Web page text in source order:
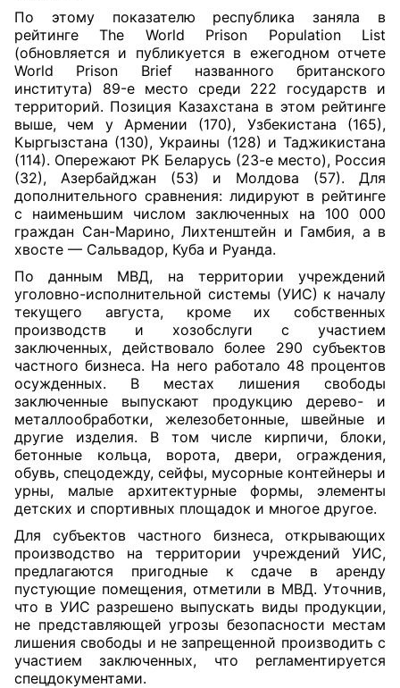
По этому показателю республика заняла в
рейтинге The World Prison Population List
(обновляется и публикуется в ежегодном отчете
World Prison Brief названного британского
института) 89-е место среди 222 государств и
территорий. Позиция Казахстана в этом рейтинге
выше, чем у Армении (170), Узбекистана (165),
Кыргызстана (130), Украины (128) и Таджикистана
(114). Опережают РК Беларусь (23-е место), Россия
(32), Азербайджан (53) и Молдова (57). Для
дополнительного сравнения: лидируют в рейтинге
с наименьшим числом заключенных на 100 000
граждан Сан-Марино, Лихтенштейн и Гамбия, а в
хвосте — Сальвадор, Куба и Руанда.
По данным МВД, на территории учреждений
уголовно-исполнительной системы (УИС) к началу
текущего августа, кроме их собственных
производств и хозобслуги с участием
заключенных, действовало более 290 субъектов
частного бизнеса. На него работало 48 процентов
осужденных. В местах лишения свободы
заключенные выпускают продукцию дерево- и
металлообработки, железобетонные, швейные и
другие изделия. В том числе кирпичи, блоки,
бетонные кольца, ворота, двери, ограждения,
обувь, спецодежду, сейфы, мусорные контейнеры и
урны, малые архитектурные формы, элементы
детских и спортивных площадок и многое другое.
Для субъектов частного бизнеса, открывающих
производство на территории учреждений УИС,
предлагаются пригодные к сдаче в аренду
пустующие помещения, отметили в МВД. Уточнив,
что в УИС разрешено выпускать виды продукции,
не представляющей угрозы безопасности местам
лишения свободы и не запрещенной производить с
участием заключенных, что регламентируется
спецдокументами.